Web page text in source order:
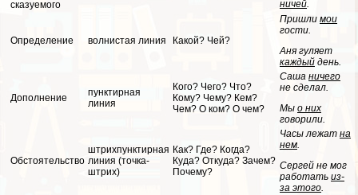
сказуемого
ничей.
Определение волнистая линия Какой? Чей?
Пришли мои
гости.
Аня гуляет
каждый день.
Дополнение
пунктирная
линия
Кого? Чего? Что?
Кому? Чему? Кем?
Чем? О ком? О чем?
Саша ничего
не сделал.
Мы о них
говорили.
Обстоятельство
штрихпунктирная
линия (точка-
штрих)
Как? Где? Когда?
Куда? Откуда? Зачем?
Почему?
Часы лежат на
нем.
Сергeй не мог
работать из-
за этого.